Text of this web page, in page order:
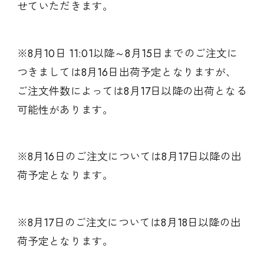
せていただきます。
※8月10日 11:01以降～8月15日までのご注文に
つきましては8月16日出荷予定となりますが、
ご注文件数によっては8月17日以降の出荷となる
可能性があります。
※8月16日のご注文については8月17日以降の出
荷予定となります。
※8月17日のご注文については8月18日以降の出
荷予定となります。